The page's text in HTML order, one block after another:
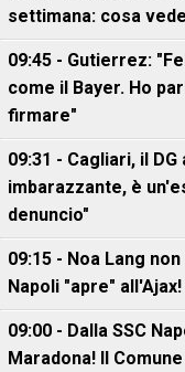
settimana: cosa
09:45 - Gutierrez:
come il Bayer. Ho
firmare"
09:31 - Cagliari, il
imbarazzante, è
denuncio"
09:15 - Noa Lang
Napoli "apre"
09:00 - Dalla SSC
Maradona! Il